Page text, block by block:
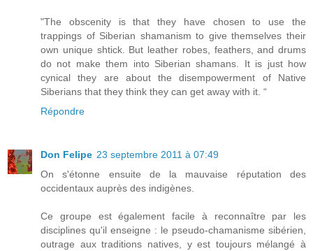
"The obscenity is that they have chosen to use the
trappings of Siberian shamanism to give themselves their
own unique shtick. But leather robes, feathers, and drums
do not make them into Siberian shamans. It is just how
cynical they are about the disempowerment of Native
Siberians that they think they can get away with it. “
Répondre
Don Felipe 23 septembre 2011 à 07:49
On s'étonne ensuite de la mauvaise réputation des
occidentaux auprès des indigènes.
Ce groupe est également facile à reconnaître par les
disciplines qu'il enseigne : le pseudo-chamanisme sibérien,
outrage aux traditions natives, y est toujours mélangé à